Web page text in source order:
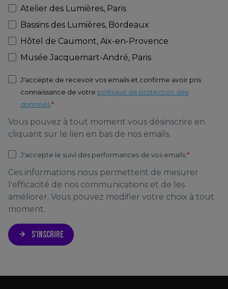
Atelier des Lumières, Paris
Bassins des Lumières, Bordeaux
Hôtel de Caumont, Aix-en-Provence
Musée Jacquemart-André, Paris
J'accepte de recevoir vos emails et confirme avoir pris
connaissance de votre politique de protection des
données.
Vous pouvez à tout moment vous désinscrire en
cliquant sur le lien en bas de nos emails.
J'accepte le suivi des performances de vos emails.
Ces informations nous permettent de mesurer
l'efficacité de nos communications et de les
améliorer. Vous pouvez modifier votre choix à tout
moment.
S'INSCRIRE